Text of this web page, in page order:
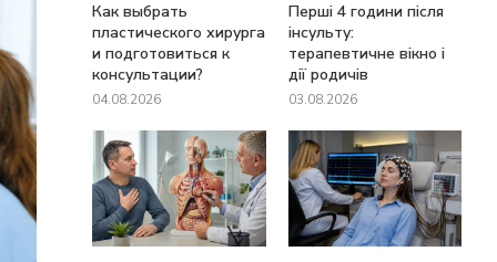
Как выбрать
пластического хирурга
и подготовиться к
консультации?
04.08.2026
Перші 4 години після
інсульту:
терапевтичне вікно і
дії родичів
03.08.2026